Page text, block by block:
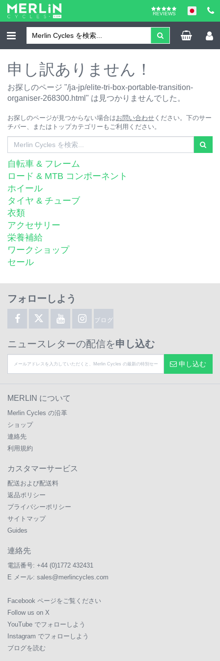
REVIEWS
申し訳ありません！
お探しのページ "/ja-jp/elite-tri-box-portable-transition-
organiser-268300.html" は見つかりませんでした。
お探しのページが見つからない場合はお問い合わせ ください。下のサー
チバー、またはトップカテゴリーもご利用ください。
自転車 & フレーム
ロード & MTB コンポーネント
ホイール
タイヤ & チューブ
衣類
アクセサリー
栄養補給
ワークショップ
セール
フォローしよう
ブログ
ニュースレターの配信を申し込む
申し込む
MERLIN について
Merlin Cycles の沿革
ショップ
連絡先
利用規約
カスタマーサービス
配送および配送料
返品ポリシー
プライバシーポリシー
サイトマップ
Guides
連絡先
電話番号: +44 (0)1772 432431
E メール: sales@merlincycles.com
Facebook ページをご覧ください
Follow us on X
YouTube でフォローしよう
Instagram でフォローしよう
ブログを読む